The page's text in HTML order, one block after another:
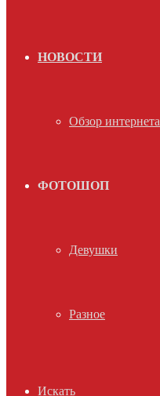
НОВОСТИ
Обзор интернета
ФОТОШОП
Девушки
Разное
Искать